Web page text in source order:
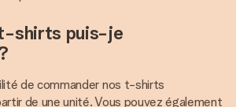
shirts puis-je
de commander nos t-shirts
de une unité. Vous pouvez également